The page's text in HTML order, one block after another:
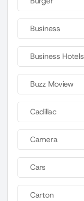
Business
Business Hotels
Buzz Moview
Cadillac
Camera
Cars
Carton